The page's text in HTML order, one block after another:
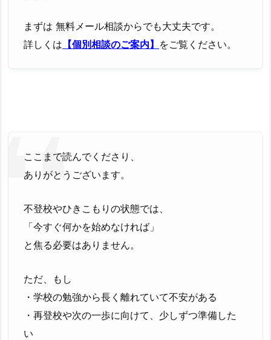
まずは 無料メール相談からでも大丈夫です。
詳しくは 【個別相談のご案内】 をご覧ください。
ここまで読んでくださり、
ありがとうございます。
不登校やひきこもりの状態では、
「今すぐ何かを始めなければ」
と焦る必要はありません。
ただ、もし
・学校の勉強から長く離れていて不安がある
・再登校や次の一歩に向けて、少しずつ準備した
い